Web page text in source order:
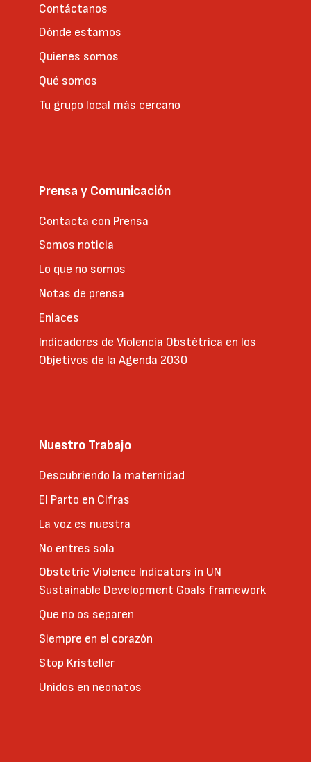
Contáctanos
Dónde estamos
Quienes somos
Qué somos
Tu grupo local más cercano
Prensa y Comunicación
Contacta con Prensa
Somos noticia
Lo que no somos
Notas de prensa
Enlaces
Indicadores de Violencia Obstétrica en los
Objetivos de la Agenda 2030
Nuestro Trabajo
Descubriendo la maternidad
El Parto en Cifras
La voz es nuestra
No entres sola
Obstetric Violence Indicators in UN
Sustainable Development Goals framework
Que no os separen
Siempre en el corazón
Stop Kristeller
Unidos en neonatos